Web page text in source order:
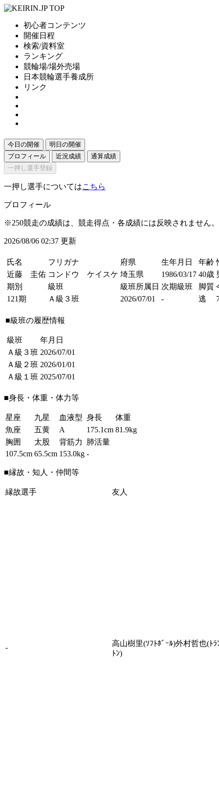
初心者コンテンツ
開催日程
検索/資料室
ランキング
競輪場/場外売場
日本競輪選手養成所
リンク
今日の開催
明日の開催
プロフィール
近況成績
通算成績
一押し選手登録
一押し選手についてはこちら
プロフィール
※250競走の成績は、競走得点・各成績には反映されません。
2026/08/06 02:37 更新
氏名 フリガナ 府県 生年月日 年齢
近藤 圭佑 コンドウ ケイスケ 埼玉県 1986/03/17 40歳
期別
級班 級班所属日 次期級班 脚質
121期
Ａ級３班 2026/07/01 - 逃
■級班の履歴情報
級班
年月日
Ａ級３班 2026/07/01
Ａ級２班 2026/01/01
Ａ級１班 2025/07/01
■身長・体重・体力等
星座 九星 血液型 身長
体重
魚座
五黄 A 175.1cm 81.9kg
胸囲
太股 背筋力
肺活量
107.5cm 65.5cm 153.0kg -
■縁故・知人・仲間等
縁故選手 友人
-
高山樹里(ｿﾌﾄﾎﾞｰﾙ)外村哲也(ﾄ
ﾄﾝ)